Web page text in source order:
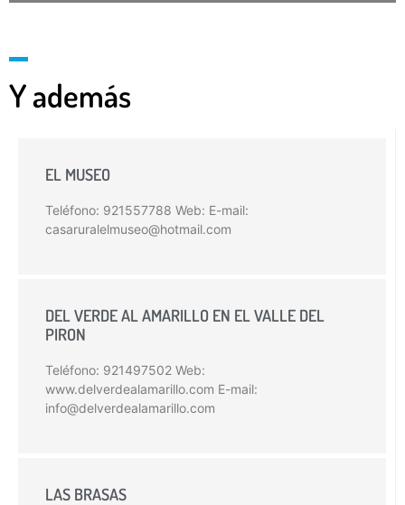
Y además
EL MUSEO
Teléfono: 921557788 Web: E-mail:
casaruralelmuseo@hotmail.com
DEL VERDE AL AMARILLO EN EL VALLE DEL
PIRON
Teléfono: 921497502 Web:
www.delverdealamarillo.com E-mail:
info@delverdealamarillo.com
LAS BRASAS